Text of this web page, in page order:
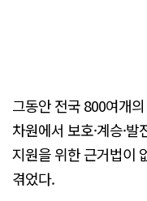
그동안 전국 800여개
차원에서 보호·계승·
지원을 위한 근거법이
겪었다.